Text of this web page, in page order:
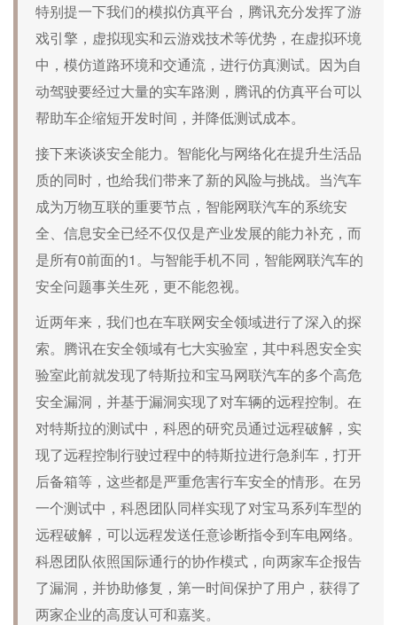
特别提一下我们的模拟仿真平台，腾讯充分发挥了游
戏引擎，虚拟现实和云游戏技术等优势，在虚拟环境
中，模仿道路环境和交通流，进行仿真测试。因为自
动驾驶要经过大量的实车路测，腾讯的仿真平台可以
帮助车企缩短开发时间，并降低测试成本。
接下来谈谈安全能力。智能化与网络化在提升生活品
质的同时，也给我们带来了新的风险与挑战。当汽车
成为万物互联的重要节点，智能网联汽车的系统安
全、信息安全已经不仅仅是产业发展的能力补充，而
是所有0前面的1。与智能手机不同，智能网联汽车的
安全问题事关生死，更不能忽视。
近两年来，我们也在车联网安全领域进行了深入的探
索。腾讯在安全领域有七大实验室，其中科恩安全实
验室此前就发现了特斯拉和宝马网联汽车的多个高危
安全漏洞，并基于漏洞实现了对车辆的远程控制。在
对特斯拉的测试中，科恩的研究员通过远程破解，实
现了远程控制行驶过程中的特斯拉进行急刹车，打开
后备箱等，这些都是严重危害行车安全的情形。在另
一个测试中，科恩团队同样实现了对宝马系列车型的
远程破解，可以远程发送任意诊断指令到车电网络。
科恩团队依照国际通行的协作模式，向两家车企报告
了漏洞，并协助修复，第一时间保护了用户，获得了
两家企业的高度认可和嘉奖。